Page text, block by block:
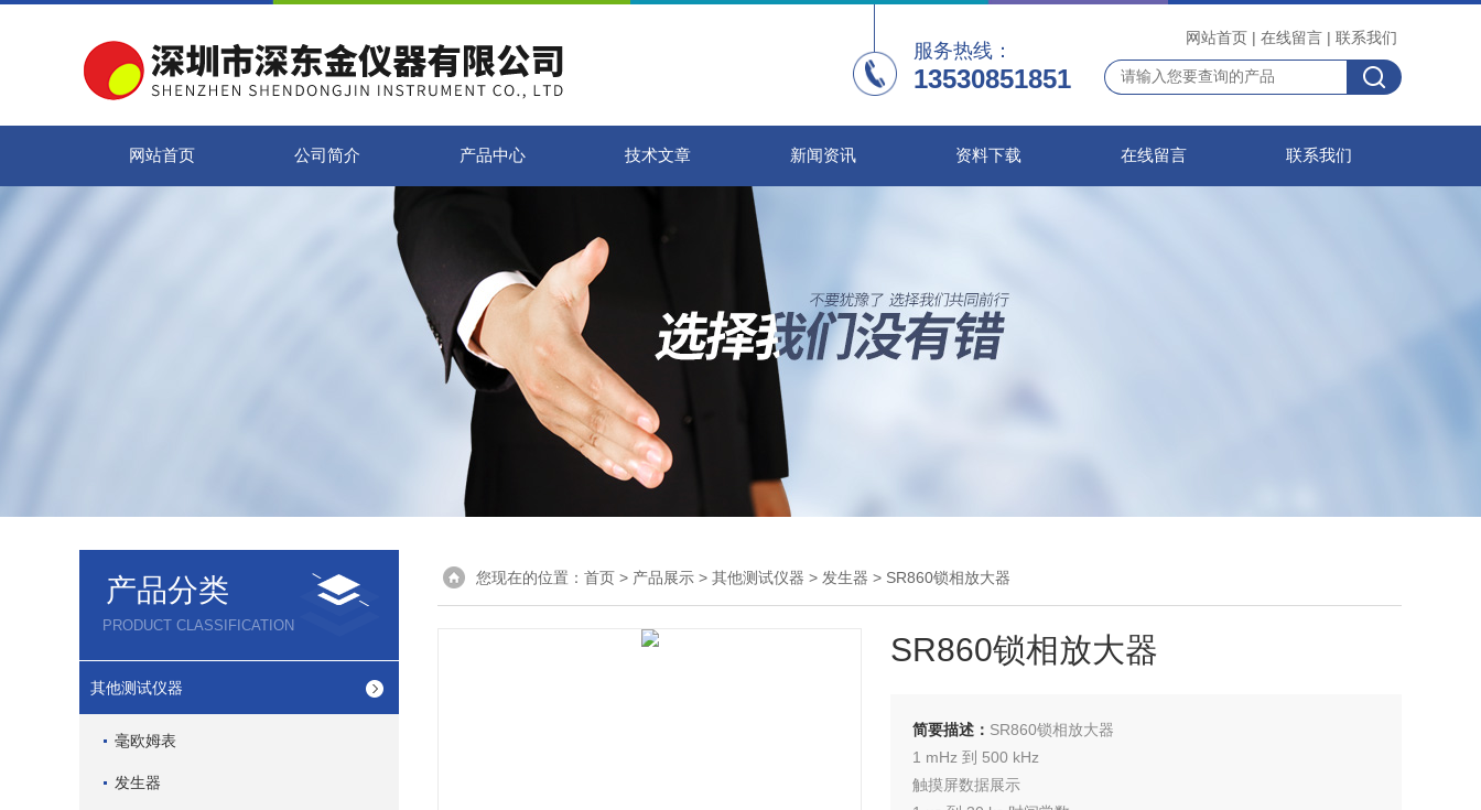
网站首页 | 在线留言 | 联系我们
服务热线：
13530851851
网站首页 公司简介 产品中心 技术文章 新闻资讯 资料下载 在线留言 联系我们
产品分类
PRODUCT CLASSIFICATION
其他测试仪器
毫欧姆表
发生器
您现在的位置： 首页 > 产品展示 > 其他测试仪器 > 发生器 > SR860锁相放大器
SR860锁相放大器
简要描述： SR860锁相放大器
1 mHz 到 500 kHz
触摸屏数据展示